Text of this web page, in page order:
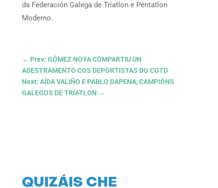
da Federación Galega de Tríatlon e Péntatlon
Moderno.
← Prev: GÓMEZ NOYA COMPARTIU UN
ADESTRAMENTO COS DEPORTISTAS DO CGTD
Next: AÍDA VALIÑO E PABLO DAPENA, CAMPIÓNS
GALEGOS DE TRÍATLON →
QUIZÁIS CHE